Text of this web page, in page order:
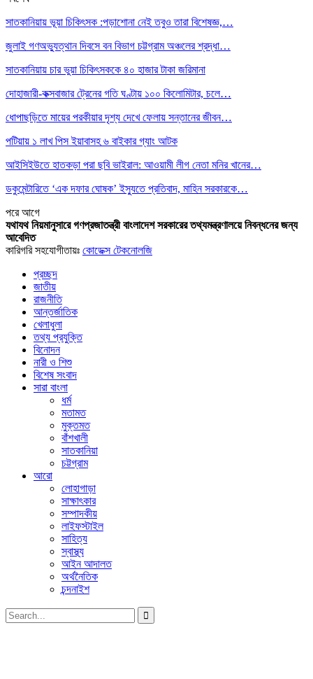
সাতকানিয়ায় ভূয়া চিকিৎসক :পড়াশোনা নেই তবুও তারা বিশেষজ্ঞ,…
জুলাই গণঅভ্যুত্থান দিবসে বন বিভাগ চট্টগ্রাম অঞ্চলের শ্রদ্ধা…
সাতকানিয়ায় চার ভুয়া চিকিৎসককে ৪০ হাজার টাকা জরিমানা
দোহাজারী-কক্সবাজার ট্রেনের গতি ঘণ্টায় ১০০ কিলোমিটার, চলে…
ধোপাছড়িতে মায়ের পরকীয়ার দৃশ্য দেখে ফেলায় সন্তানের জীবন…
পটিয়ায় ১ লাখ পিস ইয়াবাসহ ৬ বাইকার গ্যাং আটক
আইসিইউতে হাতকড়া পরা ছবি ভাইরাল: আওয়ামী লীগ নেতা মনির খানের…
ডকুমেন্টারিতে ‘এক দফার ঘোষক’ ইস্যুতে প্রতিবাদ, মাহিন সরকারকে…
পরেআগে
যথাযথ নিয়মানুসারে গণপ্রজাতন্ত্রী বাংলাদেশ সরকারের তথ্যমন্ত্রণালয়ে নিবন্ধনের জন্য
আবেদিত
কারিগরি সহযোগীতায়ঃ কোডেক্স টেকনোলজি
প্রচ্ছদ
জাতীয়
রাজনীতি
আন্তর্জাতিক
খেলাধুলা
তথ্য প্রযুক্তি
বিনোদন
নারী ও শিশু
বিশেষ সংবাদ
সারা বাংলা
ধর্ম
মতামত
মুক্তমত
বাঁশখালী
সাতকানিয়া
চট্টগ্রাম
আরো
লোহাগাড়া
সাক্ষাৎকার
সম্পাদকীয়
লাইফস্টাইল
সাহিত্য
স্বাস্থ্য
আইন আদালত
অর্থনৈতিক
চন্দনাইশ